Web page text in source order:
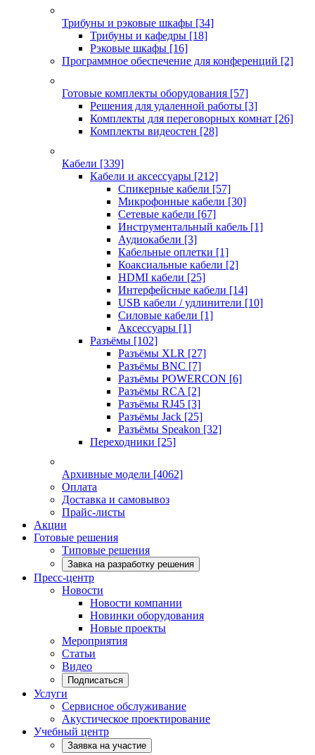
Трибуны и рэковые шкафы [34]
Трибуны и кафедры [18]
Рэковые шкафы [16]
Программное обеспечение для конференций [2]
Готовые комплекты оборудования [57]
Решения для удаленной работы [3]
Комплекты для переговорных комнат [26]
Комплекты видеостен [28]
Кабели [339]
Кабели и аксессуары [212]
Спикерные кабели [57]
Микрофонные кабели [30]
Сетевые кабели [67]
Инструментальный кабель [1]
Аудиокабели [3]
Кабельные оплетки [1]
Коаксиальные кабели [2]
HDMI кабели [25]
Интерфейсные кабели [14]
USB кабели / удлинители [10]
Силовые кабели [1]
Аксессуары [1]
Разъёмы [102]
Разъёмы XLR [27]
Разъёмы BNC [7]
Разъёмы POWERCON [6]
Разъёмы RCA [2]
Разъёмы RJ45 [3]
Разъёмы Jack [25]
Разъёмы Speakon [32]
Переходники [25]
Архивные модели [4062]
Оплата
Доставка и самовывоз
Прайс-листы
Акции
Готовые решения
Типовые решения
Завка на разработку решения
Пресс-центр
Новости
Новости компании
Новинки оборудования
Новые проекты
Мероприятия
Статьи
Видео
Подписаться
Услуги
Сервисное обслуживание
Акустическое проектирование
Учебный центр
Заявка на участие